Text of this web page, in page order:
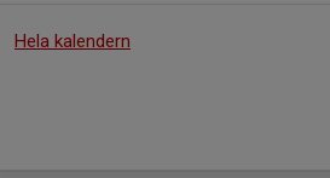
Hela kalendern